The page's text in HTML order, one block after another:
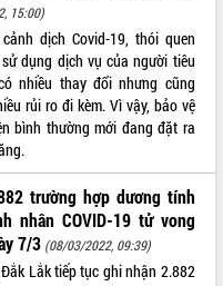
15:00)
dịch Covid-19, thói quen
dụng dịch vụ của người tiêu
nhiều thay đổi nhưng cũng
rủi ro đi kèm. Vì vậy, bảo vệ
bình thường mới đang đặt ra
trường hợp dương tính
nhân COVID-19 tử vong
7/3 (08/03/2022, 09:39)
Lắk tiếp tục ghi nhận 2.882